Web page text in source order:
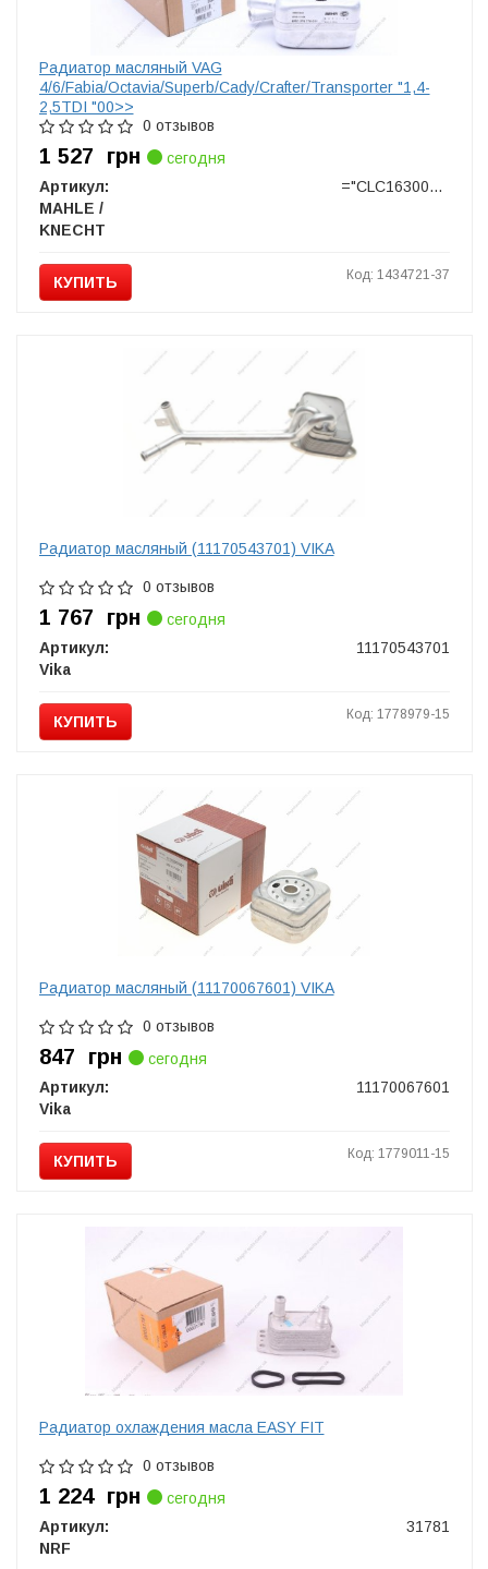
Радиатор масляный VAG
4/6/Fabia/Octavia/Superb/Cady/Crafter/Transporter "1,4-
2,5TDI "00>>
0 отзывов
1 527 грн
сегодня
Артикул:
="CLC163000S"
MAHLE /
KNECHT
КУПИТЬ Код: 1434721-37
Радиатор масляный (11170543701) VIKA
0 отзывов
1 767 грн
сегодня
Артикул:
11170543701
Vika
КУПИТЬ Код: 1778979-15
Радиатор масляный (11170067601) VIKA
0 отзывов
847 грн
сегодня
Артикул:
11170067601
Vika
КУПИТЬ Код: 1779011-15
Радиатор охлаждения масла EASY FIT
0 отзывов
1 224 грн
сегодня
Артикул:
31781
NRF